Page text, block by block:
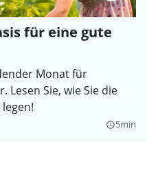
für eine gute
Monat für
Lesen Sie, wie Sie die
query_builder5min